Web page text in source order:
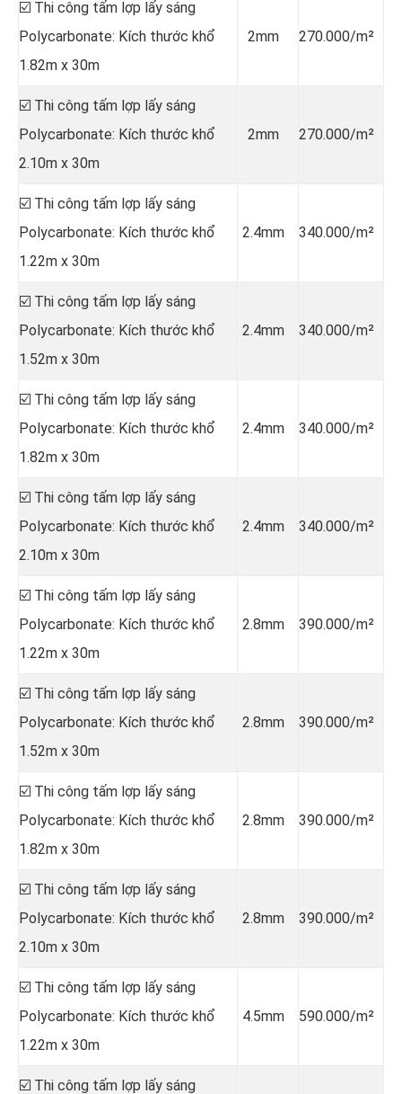
☑️ Thi công tấm lợp lấy sáng
Polycarbonate: Kích thước khổ
1.82m x 30m
2mm 270.000/m²
☑️ Thi công tấm lợp lấy sáng
Polycarbonate: Kích thước khổ
2.10m x 30m
2mm 270.000/m²
☑️ Thi công tấm lợp lấy sáng
Polycarbonate: Kích thước khổ
1.22m x 30m
2.4mm 340.000/m²
☑️ Thi công tấm lợp lấy sáng
Polycarbonate: Kích thước khổ
1.52m x 30m
2.4mm 340.000/m²
☑️ Thi công tấm lợp lấy sáng
Polycarbonate: Kích thước khổ
1.82m x 30m
2.4mm 340.000/m²
☑️ Thi công tấm lợp lấy sáng
Polycarbonate: Kích thước khổ
2.10m x 30m
2.4mm 340.000/m²
☑️ Thi công tấm lợp lấy sáng
Polycarbonate: Kích thước khổ
1.22m x 30m
2.8mm 390.000/m²
☑️ Thi công tấm lợp lấy sáng
Polycarbonate: Kích thước khổ
1.52m x 30m
2.8mm 390.000/m²
☑️ Thi công tấm lợp lấy sáng
Polycarbonate: Kích thước khổ
1.82m x 30m
2.8mm 390.000/m²
☑️ Thi công tấm lợp lấy sáng
Polycarbonate: Kích thước khổ
2.10m x 30m
2.8mm 390.000/m²
☑️ Thi công tấm lợp lấy sáng
Polycarbonate: Kích thước khổ
1.22m x 30m
4.5mm 590.000/m²
☑️ Thi công tấm lợp lấy sáng